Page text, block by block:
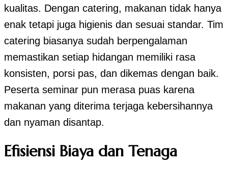
kualitas. Dengan catering, makanan tidak hanya
enak tetapi juga higienis dan sesuai standar. Tim
catering biasanya sudah berpengalaman
memastikan setiap hidangan memiliki rasa
konsisten, porsi pas, dan dikemas dengan baik.
Peserta seminar pun merasa puas karena
makanan yang diterima terjaga kebersihannya
dan nyaman disantap.
Efisiensi Biaya dan Tenaga